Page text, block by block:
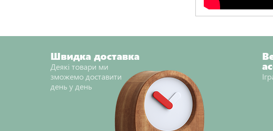
Швидка доставка
Деякі товари ми
зможемо доставити
день у день